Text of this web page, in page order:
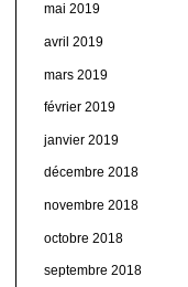
mai 2019
avril 2019
mars 2019
février 2019
janvier 2019
décembre 2018
novembre 2018
octobre 2018
septembre 2018